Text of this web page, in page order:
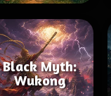
Black Myth:
Wukong